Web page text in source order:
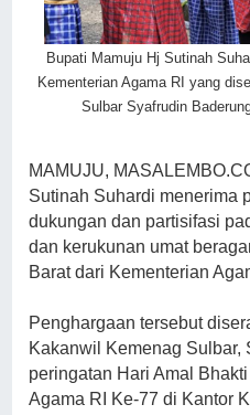
Bupati Mamuju Hj Sutinah
Kementerian Agama RI yang
Sulbar Syafrudin
MAMUJU,
Sutinah Suhardi menerima
dukungan dan partisifasi
dan kerukunan umat
Barat dari Kementerian
Penghargaan tersebut
Kakanwil Kemenag Sulbar,
peringatan Hari Amal
Agama RI Ke-77 di Kantor